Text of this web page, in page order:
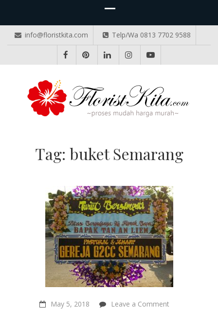
info@floristkita.com Telp/Wa 0813 7702 9588
Tag: buket Semarang
May 5, 2018 Leave a Commenton